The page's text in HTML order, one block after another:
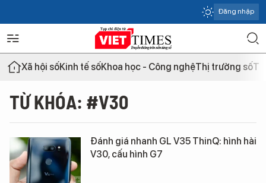
Đăng nhập
Xã hội sốKinh tế sốKhoa học - Công nghệThị trường số
TỪ KHÓA: #V30
Đánh giá nhanh GL V35 ThinQ: hình hài
V30, cấu hình G7